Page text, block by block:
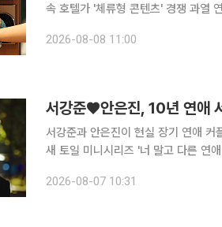
속 호텔가 '체류형 콘텐츠' 경쟁 과열 연일 35도를 웃도는 폭염에 예측하기 어려운 스콜성 폭우까지
웰니스 프로그램 등을 결합한 체류형
2026-08-08 11:00
서강준♥안은진, 10년 연애
서강준과 안은진이 현실 장기 연애 커플
새 토일 미니시리즈 '너 말고 다른 연
감정과 마주하는 이야기를 그린 현실
2026-08-07 10:31